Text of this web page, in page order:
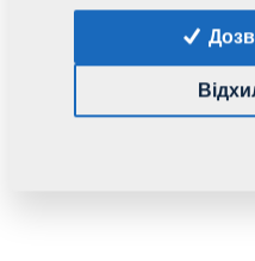
наступного